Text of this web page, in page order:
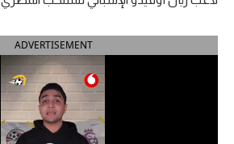
الدوري الإيطالي
ADVERTISEMENT